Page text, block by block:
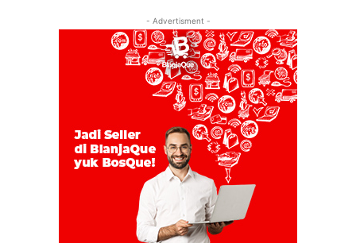
- Advertisment -